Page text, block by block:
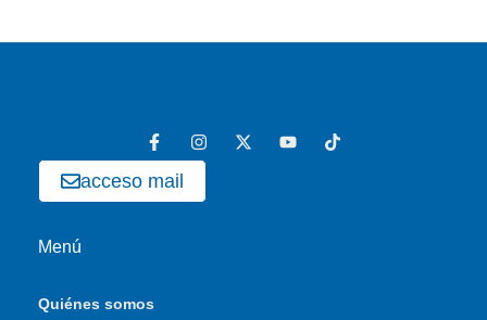
acceso mail
Menú
Quiénes somos